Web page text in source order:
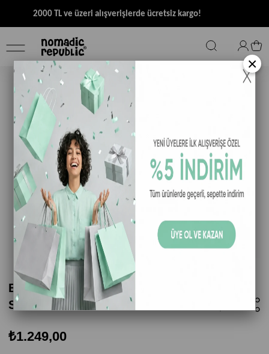
2000 TL ve üzeri alışverişlerde ücretsiz kargo!
Bodrum Kauçuk Tabanlı Çocuk Halat
Sandalet - Mint
₺1.249,00
×